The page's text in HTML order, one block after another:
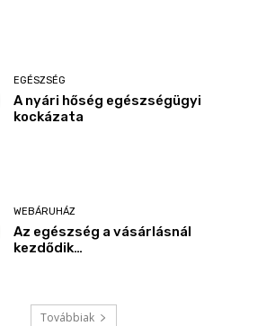
EGÉSZSÉG
A nyári hőség egészségügyi
kockázata
WEBÁRUHÁZ
Az egészség a vásárlásnál
kezdődik…
Továbbiak